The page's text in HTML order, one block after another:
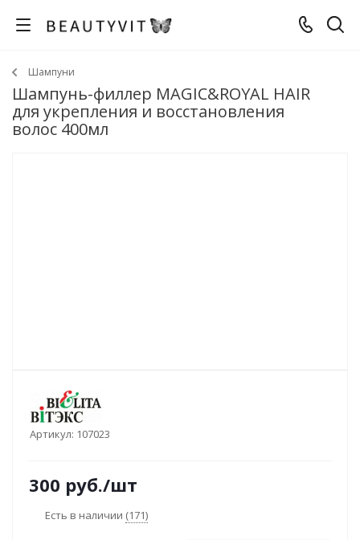
Шампуни
Шампунь-филлер MAGIC&ROYAL HAIR
для укрепления и восстановления
волос 400мл
Артикул: 107023
300 руб./шт
Есть в наличии (171)